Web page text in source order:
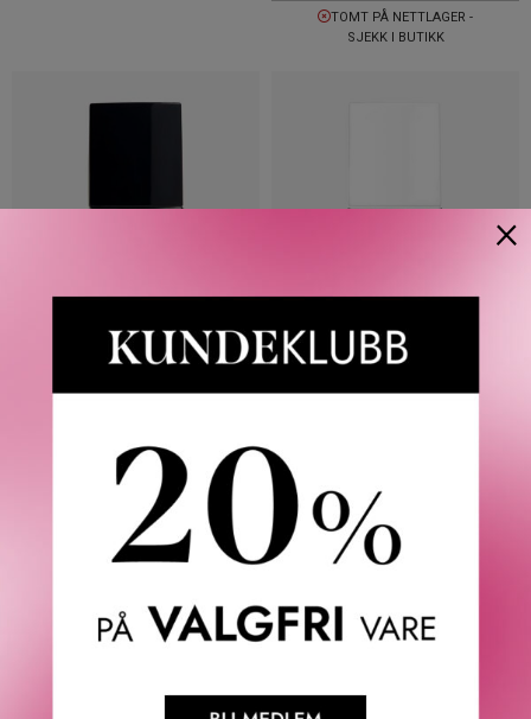
TOMT PÅ NETTLAGER -
SJEKK I BUTIKK
DIOR
WITH GEL EFFECT AND
COUTURE COLOR 10 ML
KR
20 VARIANTER
DIOR
405
×